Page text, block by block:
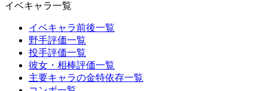
イベキャラ一覧
イベキャラ前後一覧
野手評価一覧
投手評価一覧
彼女・相棒評価一覧
主要キャラの金特依存一覧